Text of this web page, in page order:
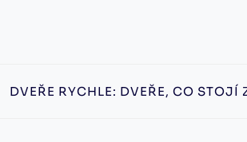
DVEŘE RYCHLE: DVEŘE, CO STOJÍ